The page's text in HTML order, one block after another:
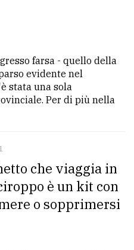
farsa - quello della
evidente nel
stata una sola
Per di più nella
che viaggia in
è un kit con
o sopprimersi